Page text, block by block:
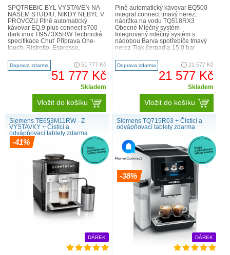
SPOTŘEBIČ BYL VYSTAVEN NA
NAŠEM STUDIU, NIKDY NEBYL V
PROVOZU Plně automatický
kávovar EQ.9 plus connect s700
dark inox TI9573X5RW Technická
specifikace Chuť Příprava One-
touch: Ristretto, Espresso,
Latte Macchiato, káva s mlékem
pou..
Doprava zdarma 51 777 Kč
51 777 Kč
Skladem
Vložit do košíku
Plně automatický kávovar EQ500
integral connect tmavý nerez,
nádržka na vodu TQ518RX3
Obecné Mléčný systém
Integrovaný mléčný systém s
nádobou Barva spotřebiče tmavý
nerez Tlak čerpadla 15.0 bar
Sekundární barva černá Chuť
Beverage variety amount 17 Výběr
ná..
Doprava zdarma 21 577 Kč
21 577 Kč
Skladem
Vložit do košíku
Siemens TE653M11RW - Z
VÝSTAVKY + Čistící a
odvápňovací tablety zdarma
kávovar
-41%
DÁREK
Siemens TQ715R03 + Čistící a
odvápňovací tablety zdarma
-38%
DÁREK